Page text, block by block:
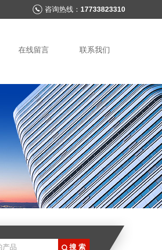
咨询热线： 17733823310
在线留言 联系我们